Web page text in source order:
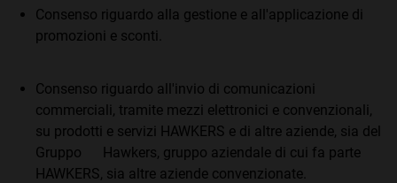
Consenso riguardo alla gestione e all'applicazione di
promozioni e sconti.
Consenso riguardo all'invio di comunicazioni
commerciali, tramite mezzi elettronici e convenzionali,
su prodotti e servizi HAWKERS e di altre aziende, sia del
Gruppo Hawkers, gruppo aziendale di cui fa parte
HAWKERS, sia altre aziende convenzionate.